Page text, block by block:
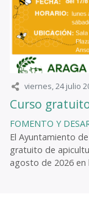
viernes, 24 julio
Curso
FOMENTO Y
El Ayuntamiento
gratuito de
agosto de 2026 en